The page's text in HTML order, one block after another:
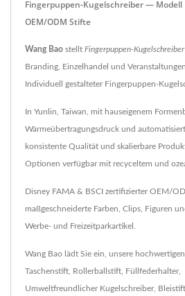
Fingerpuppen-Kugelschreiber — Modell
OEM/ODM Stifte
Wang Bao stellt Fingerpuppen-Kugelschreiber
Branding, Einzelhandel und
Individuell gestalteter Fingerpuppen-
In Yunlin, Taiwan, mit hauseigenem
Wärmeübertragungsdruck und
konsistente Qualität und skalierbare
Optionen verfügbar mit recyceltem und
Disney FAMA & BSCI zertifizierter OEM/
maßgeschneiderte Farben, Clips, Figuren
Werbe- und Freizeitparkartikel.
Wang Bao lädt Sie ein, unsere hochwertigen
Taschenstift, Rollerballstift, Füllfederhalter,
Umweltfreundlicher Kugelschreiber, Bleistift